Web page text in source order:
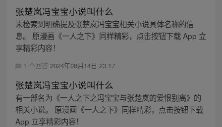
张楚岚冯宝宝小说叫什么
未检索到明确提及张楚岚冯宝宝相关小说具体名称的信
息。 原漫画《一人之下》同样精彩，点击按钮下载 App 立
享精彩内容！
1 个回答 2024年08月14日 23:17
张楚岚冯宝宝小说叫什么
有一部名为《一人之下之冯宝宝与张楚岚的爱恨别离》的
相关小说。 原漫画《一人之下》同样精彩，点击按钮下载
App 立享精彩内容！